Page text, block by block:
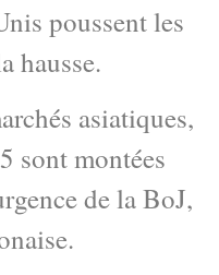
poussent les
hausse.
asiatiques,
sont montées
de la BoJ,